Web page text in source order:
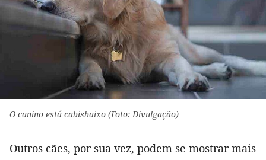
O canino está cabisbaixo (Foto: Divulgação)
Outros cães, por sua vez, podem se mostrar mais